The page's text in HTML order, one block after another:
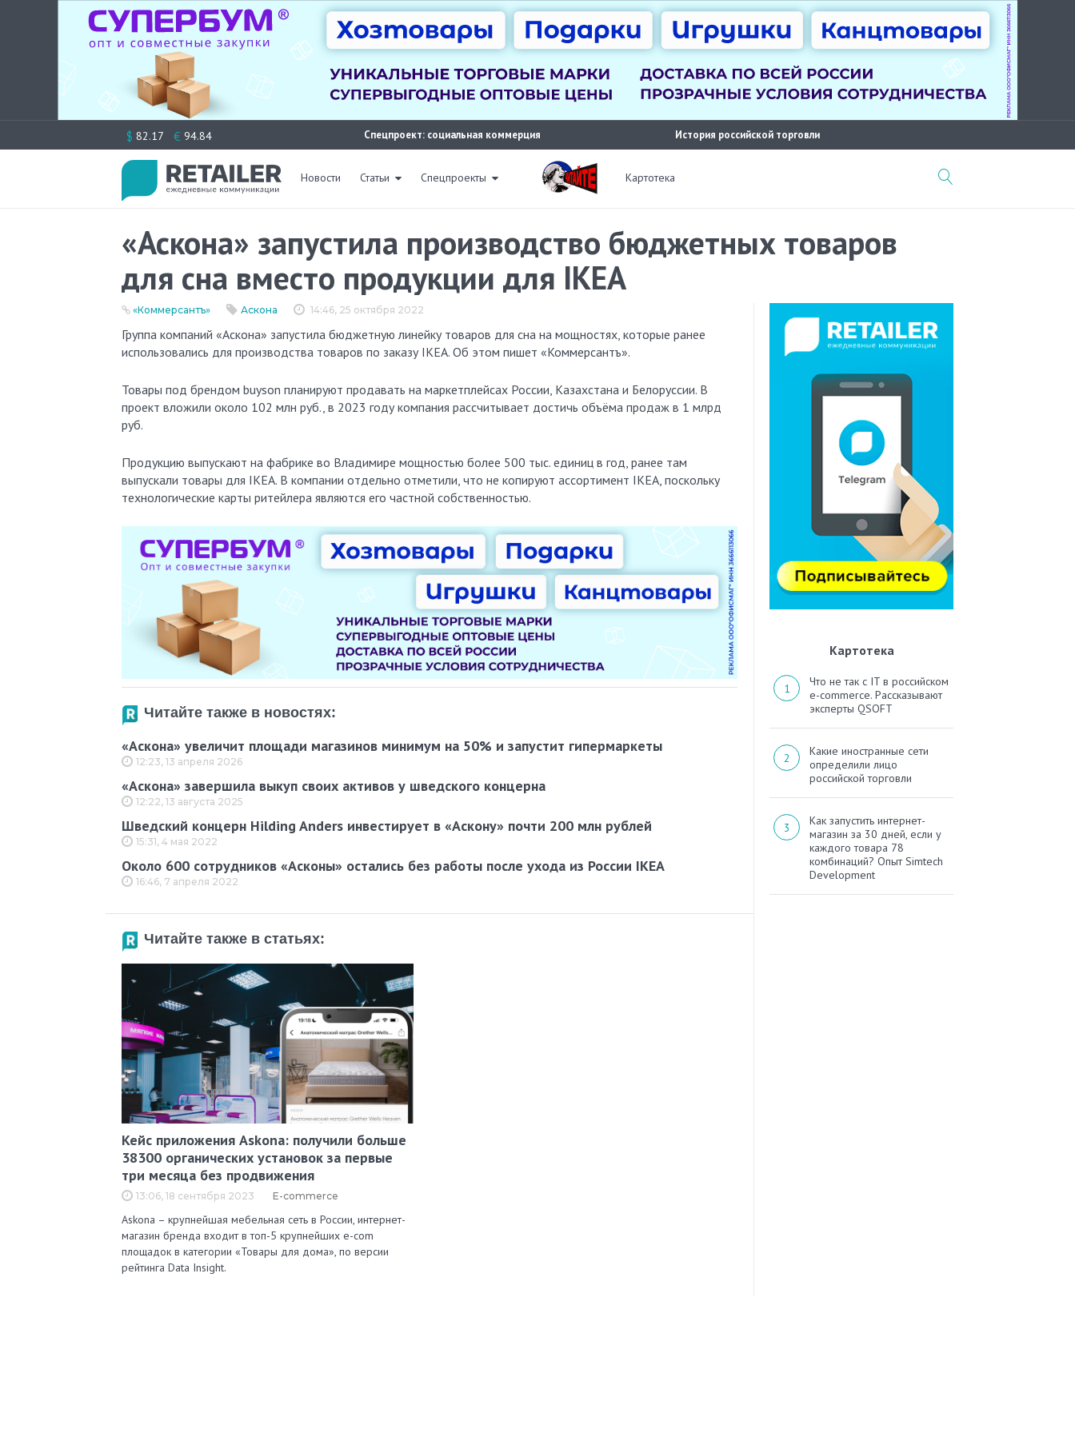
к
$ 82.17 € 94.84 Спецпроект: социальная коммерция История российской торговли
Новости Статьи Спецпроекты Картотека
«Аскона» запустила производство бюджетных товаров
для сна вместо продукции для IKEA
14:46, 25 октября 2022
«Коммерсантъ» Аскона
Группа компаний «Аскона» запустила бюджетную линейку товаров для сна на мощностях, которые ранее
использовались для производства товаров по заказу IKEA. Об этом пишет «Коммерсантъ».
Товары под брендом buyson планируют продавать на маркетплейсах России, Казахстана и Белоруссии. В
проект вложили около 102 млн руб., в 2023 году компания рассчитывает достичь объёма продаж в 1 млрд
руб.
Продукцию выпускают на фабрике во Владимире мощностью более 500 тыс. единиц в год, ранее там
выпускали товары для IKEA. В компании отдельно отметили, что не копируют ассортимент IKEA, поскольку
технологические карты ритейлера являются его частной собственностью.
Читайте также в новостях:
«Аскона» увеличит площади магазинов минимум на 50% и запустит гипермаркеты
12:23, 13 апреля 2026
«Аскона» завершила выкуп своих активов у шведского концерна
12:22, 13 августа 2025
Шведский концерн Hilding Anders инвестирует в «Аскону» почти 200 млн рублей
15:31, 4 мая 2022
Около 600 сотрудников «Асконы» остались без работы после ухода из России IKEA
16:46, 7 апреля 2022
Читайте также в статьях:
Кейс приложения Askona: получили больше
38300 органических установок за первые
три месяца без продвижения
13:06, 18 сентября 2023 E-commerce
Askona – крупнейшая мебельная сеть в России, интернет-
магазин бренда входит в топ-5 крупнейших e-com
площадок в категории «Товары для дома», по версии
рейтинга Data Insight.
Картотека
Что не так с IT в российском
e-commerce. Рассказывают
эксперты QSOFT
Какие иностранные сети
определили лицо
российской торговли
Как запустить интернет-
магазин за 30 дней, если у
каждого товара 78
комбинаций? Опыт Simtech
Development